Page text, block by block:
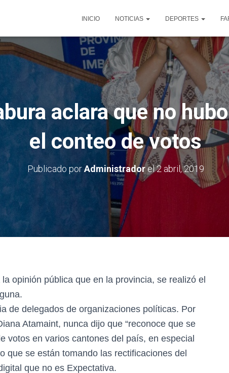
INICIO NOTICIAS DEPORTES
aclara que no
el conteo de votos
Publicado porAdministradorel2 abril, 2019
opinión pública que en la provincia, se realizó el
de delegados de organizaciones políticas. Por
Atamaint, nunca dijo que “reconoce que se
votos en varios cantones del país, en especial
que se están tomando las rectificaciones del
que no es Expectativa.